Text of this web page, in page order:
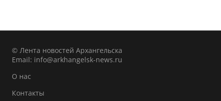
© Лента новостей Архангельска
Email: info@arkhangelsk-news.ru
О нас
Контакты